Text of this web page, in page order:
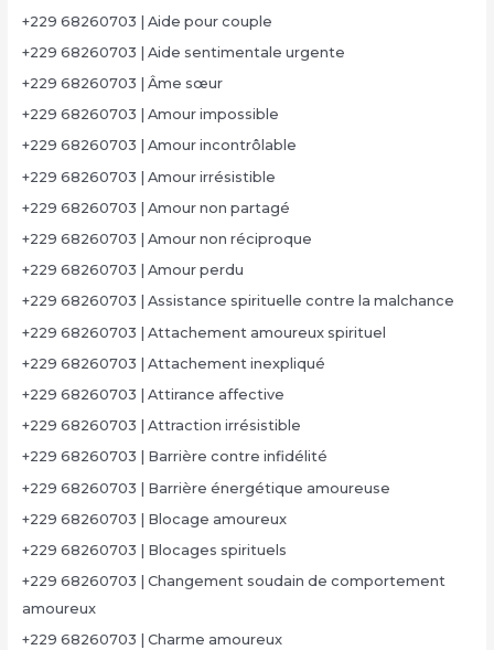
+229 68260703 | Aide pour couple
+229 68260703 | Aide sentimentale urgente
+229 68260703 | Âme sœur
+229 68260703 | Amour impossible
+229 68260703 | Amour incontrôlable
+229 68260703 | Amour irrésistible
+229 68260703 | Amour non partagé
+229 68260703 | Amour non réciproque
+229 68260703 | Amour perdu
+229 68260703 | Assistance spirituelle contre la malchance
+229 68260703 | Attachement amoureux spirituel
+229 68260703 | Attachement inexpliqué
+229 68260703 | Attirance affective
+229 68260703 | Attraction irrésistible
+229 68260703 | Barrière contre infidélité
+229 68260703 | Barrière énergétique amoureuse
+229 68260703 | Blocage amoureux
+229 68260703 | Blocages spirituels
+229 68260703 | Changement soudain de comportement
amoureux
+229 68260703 | Charme amoureux